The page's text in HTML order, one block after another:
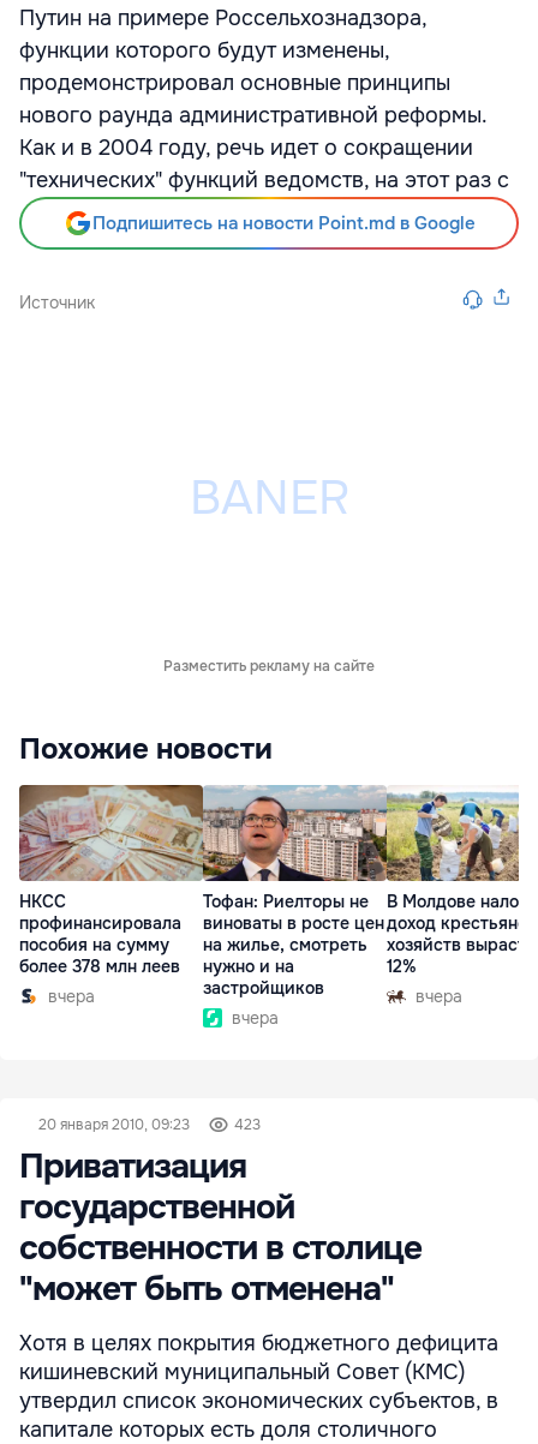
Путин на примере Россельхознадзора,
функции которого будут изменены,
продемонстрировал основные принципы
нового раунда административной реформы.
Как и в 2004 году, речь идет о сокращении
"технических" функций ведомств, на этот раз с
Подпишитесь на новости Point.md в Google
Источник
Разместить рекламу на сайте
Похожие новости
НКСС
профинансировала
пособия на сумму
более 378 млн леев
вчера
Тофан: Риелторы не
виноваты в росте цен
на жилье, смотреть
нужно и на
застройщиков
вчера
В Молдове налог
доход
хозяйств
12%
вчера
20 января 2010, 09:23 423
Приватизация
государственной
собственности в столице
"может быть отменена"
Хотя в целях покрытия бюджетного дефицита
кишиневский муниципальный Совет (КМС)
утвердил список экономических субъектов, в
капитале которых есть доля столичного